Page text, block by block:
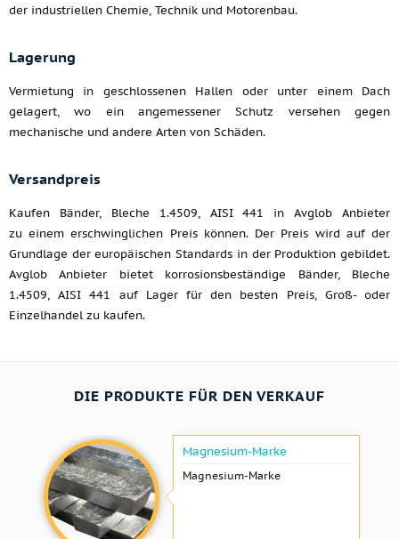
der industriellen Chemie, Technik und Motorenbau.
Lagerung
Vermietung in geschlossenen Hallen oder unter einem Dach
gelagert, wo ein angemessener Schutz versehen gegen
mechanische und andere Arten von Schäden.
Versandpreis
Kaufen Bänder, Bleche 1.4509, AISI 441 in Avglob Anbieter
zu einem erschwinglichen Preis können. Der Preis wird auf der
Grundlage der europäischen Standards in der Produktion gebildet.
Avglob Anbieter bietet korrosionsbeständige Bänder, Bleche
1.4509, AISI 441 auf Lager für den besten Preis, Groß- oder
Einzelhandel zu kaufen.
DIE PRODUKTE FÜR DEN VERKAUF
Magnesium-Marke
Magnesium-Marke